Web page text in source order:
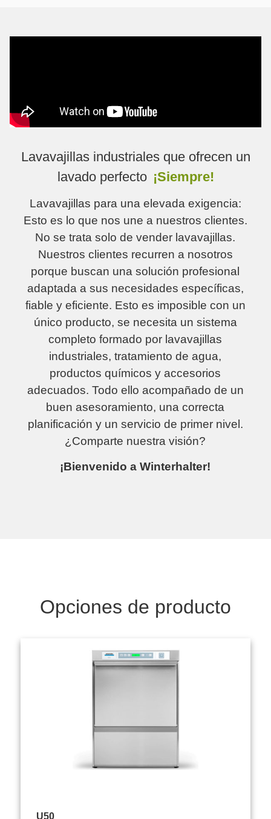
Lavavajillas industriales que ofrecen un
lavado perfecto ¡Siempre!
Lavavajillas para una elevada exigencia:
Esto es lo que nos une a nuestros clientes.
No se trata solo de vender lavavajillas.
Nuestros clientes recurren a nosotros
porque buscan una solución profesional
adaptada a sus necesidades específicas,
fiable y eficiente. Esto es imposible con un
único producto, se necesita un sistema
completo formado por lavavajillas
industriales, tratamiento de agua,
productos químicos y accesorios
adecuados. Todo ello acompañado de un
buen asesoramiento, una correcta
planificación y un servicio de primer nivel.
¿Comparte nuestra visión?
¡Bienvenido a Winterhalter!
Opciones de producto
U50